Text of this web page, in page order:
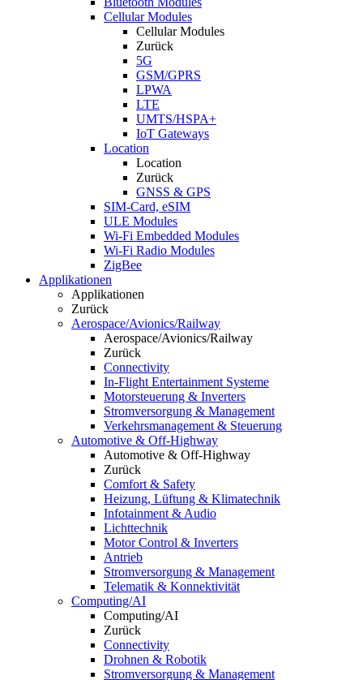
Cellular Modules
Cellular Modules
Zurück
5G
GSM/GPRS
LPWA
LTE
UMTS/HSPA+
IoT Gateways
Location
Location
Zurück
GNSS & GPS
SIM-Card, eSIM
ULE Modules
Wi-Fi Embedded Modules
Wi-Fi Radio Modules
ZigBee
Applikationen
Applikationen
Zurück
Aerospace/Avionics/Railway
Aerospace/Avionics/Railway
Zurück
Connectivity
In-Flight Entertainment Systeme
Motorsteuerung & Inverters
Stromversorgung & Management
Verkehrsmanagement & Steuerung
Automotive & Off-Highway
Automotive & Off-Highway
Zurück
Comfort & Safety
Heizung, Lüftung & Klimatechnik
Infotainment & Audio
Lichttechnik
Motor Control & Inverters
Antrieb
Stromversorgung & Management
Telematik & Konnektivität
Computing/AI
Computing/AI
Zurück
Connectivity
Drohnen & Robotik
Stromversorgung & Management